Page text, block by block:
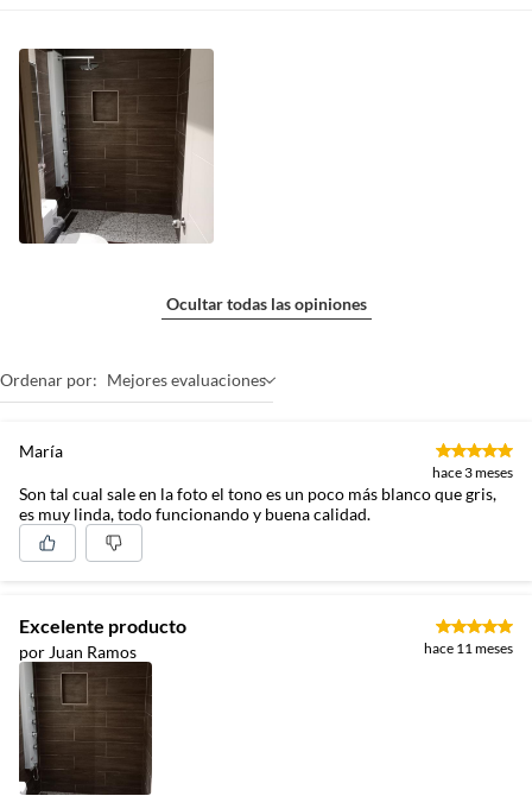
Ocultar todas las opiniones
Ordenar por: Mejores evaluaciones
María
hace 3 meses
Son tal cual sale en la foto el tono es un poco más blanco que gris,
es muy linda, todo funcionando y buena calidad.
Excelente producto
por Juan Ramos hace 11 meses